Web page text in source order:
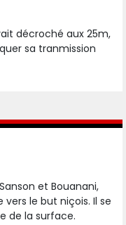
décroché aux 25m,
sa tranmission
et Bouanani,
le but niçois. Il se
de la surface.